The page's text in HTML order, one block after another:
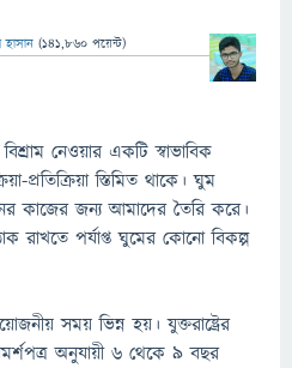
হাসান (141,860 পয়েন্ট)
নেওয়ার একটি স্বাভাবিক
প্রতিক্রিয়া স্তিমিত থাকে। ঘুম
কাজের জন্য আমাদের তৈরি করে।
রাখতে পর্যাপ্ত ঘুমের কোনো বিকল্প
সময় ভিন্ন হয়। যুক্তরাষ্ট্রের
অনুযায়ী ৬ থেকে ৯ বছর